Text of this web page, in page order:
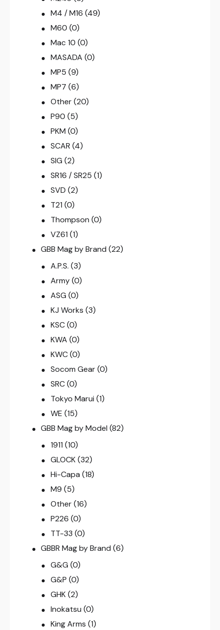
M4 / M16 (49)
M60 (0)
Mac 10 (0)
MASADA (0)
MP5 (9)
MP7 (6)
Other (20)
P90 (5)
PKM (0)
SCAR (4)
SIG (2)
SR16 / SR25 (1)
SVD (2)
T21 (0)
Thompson (0)
VZ61 (1)
GBB Mag by Brand (22)
A.P.S. (3)
Army (0)
ASG (0)
KJ Works (3)
KSC (0)
KWA (0)
KWC (0)
Socom Gear (0)
SRC (0)
Tokyo Marui (1)
WE (15)
GBB Mag by Model (82)
1911 (10)
GLOCK (32)
Hi-Capa (18)
M9 (5)
Other (16)
P226 (0)
TT-33 (0)
GBBR Mag by Brand (6)
G&G (0)
G&P (0)
GHK (2)
Inokatsu (0)
King Arms (1)